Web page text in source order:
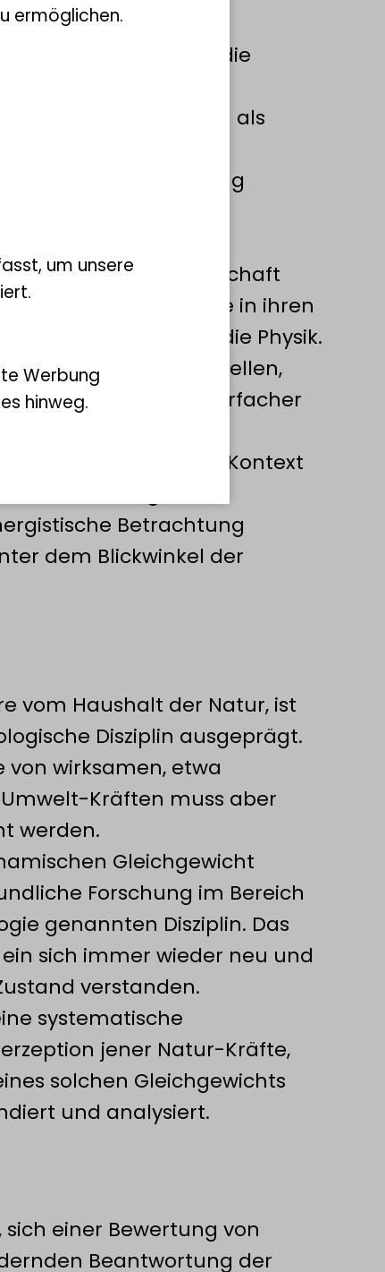
als Ursache, die
im Bereich der
die Physik. Sie haben als
und Verbreitung
autonome Wissenschaft
Wissenschaft, die in ihren
kann etwa auf die Physik.
Leitlinien darzustellen,
Kräfte in mehrfacher
von Naturkräften im Kontext
Betrachtung
dem Blickwinkel der
vom Haushalt der Natur, ist
Disziplin ausgeprägt.
von wirksamen, etwa
Kräften muss aber
werden.
Gleichgewicht
Forschung im Bereich
genannten Disziplin. Das
sich immer wieder neu und
verstanden.
systematische
jener Natur-Kräfte,
solchen Gleichgewichts
und analysiert.
sich einer Bewertung von
Beantwortung der
ermöglichen.
um unsere
Werbung
hinweg.